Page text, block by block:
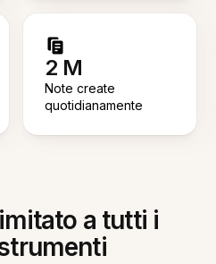
2 M
Note create
quotidianamente
a tutti i